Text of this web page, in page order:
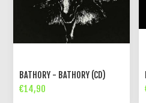
BATHORY - BATHORY (CD)
€14,90